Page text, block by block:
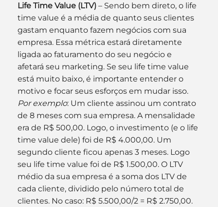
Life Time Value (LTV) – Sendo bem direto, o life
time value é a média de quanto seus clientes
gastam enquanto fazem negócios com sua
empresa. Essa métrica estará diretamente
ligada ao faturamento do seu negócio e
afetará seu marketing. Se seu life time value
está muito baixo, é importante entender o
motivo e focar seus esforços em mudar isso.
Por exemplo: Um cliente assinou um contrato
de 8 meses com sua empresa. A mensalidade
era de R$ 500,00. Logo, o investimento (e o life
time value dele) foi de R$ 4.000,00. Um
segundo cliente ficou apenas 3 meses. Logo
seu life time value foi de R$ 1.500,00. O LTV
médio da sua empresa é a soma dos LTV de
cada cliente, dividido pelo número total de
clientes. No caso: R$ 5.500,00/2 = R$ 2.750,00.